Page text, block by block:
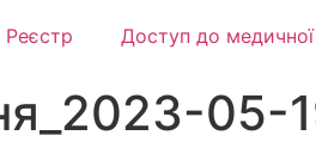
Реєстр Доступ до медичної
05-